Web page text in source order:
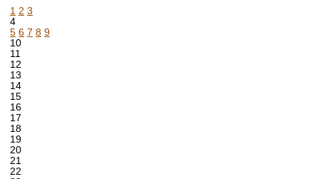
1 2 3
4
5 6 7 8 9
10
11
12
13
14
15
16
17
18
19
20
21
22